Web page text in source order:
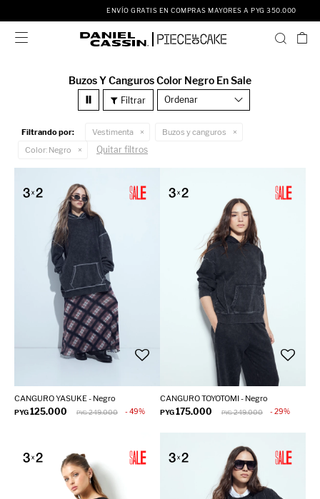
ENVÍO GRATIS EN COMPRAS MAYORES A PYG 350.000

Buzos Y Canguros Color Negro En Sale
Recomendados
Filtrando por: Vestimenta
Buzos y canguros
Color: Negro Quitar filtros
CANGURO YASUKE - Negro
PYG125.000 PYG 249.000 49
CANGURO TOYOTOMI - Negro
PYG175.000 PYG 249.000 29